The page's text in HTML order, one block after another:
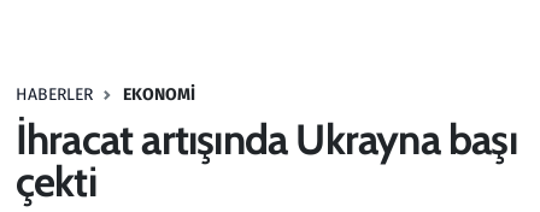
HABERLER EKONOMI
İhracat artışında Ukrayna başı
çekti
Haber
Kültür Sanat